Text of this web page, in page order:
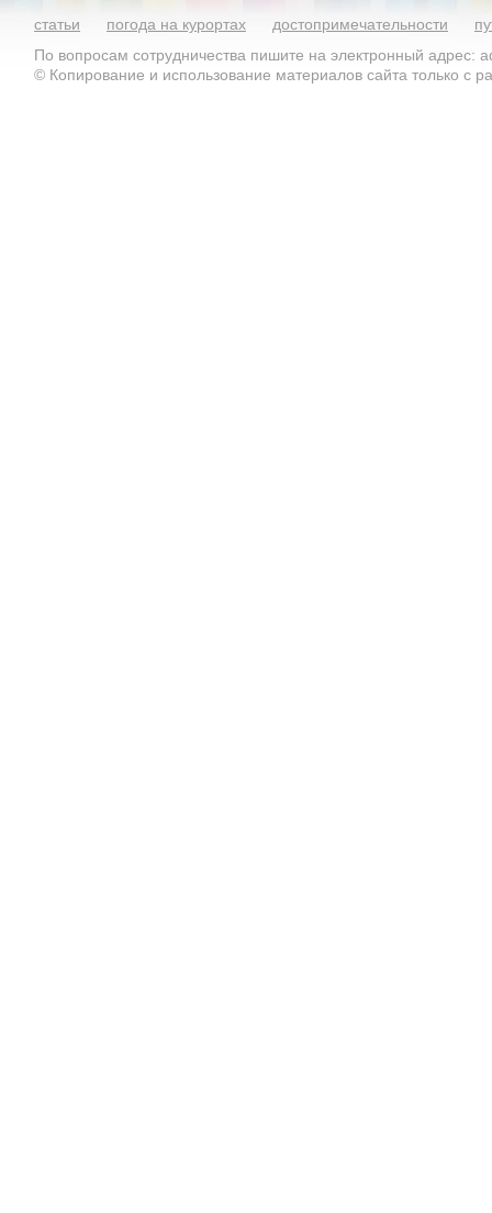
статьи погода на курортах достопримечательности
По вопросам сотрудничества пишите на электронный адрес:
© Копирование и использование материалов сайта только с